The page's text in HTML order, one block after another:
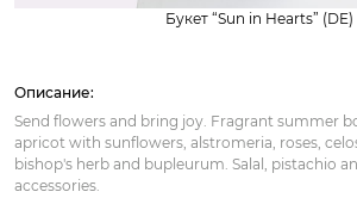
Букет “Sun in Hearts” (DE)
Описание:
Send flowers and bring joy. Fragrant summer
apricot with sunflowers, alstromeria, roses,
bishop's herb and bupleurum. Salal, pistachio
accessories.